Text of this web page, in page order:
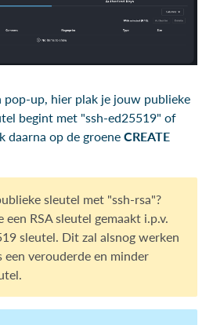
pop-up, hier plak je jouw publieke
begint met "ssh-ed25519" of
daarna op de groene CREATE
sleutel met "ssh-rsa"?
een RSA sleutel gemaakt i.p.v.
sleutel. Dit zal alsnog werken
een verouderde en minder